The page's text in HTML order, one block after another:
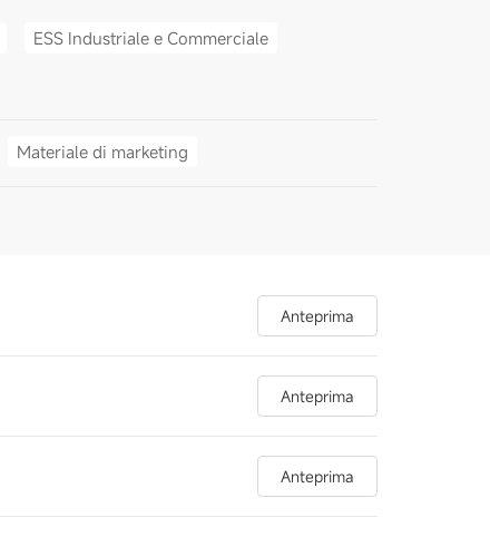
ESS Industriale e Commerciale
Materiale di marketing
Anteprima
Anteprima
Anteprima